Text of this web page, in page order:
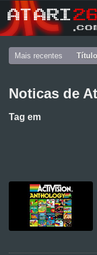
Mais recentes Título
Noticas de
Tag em